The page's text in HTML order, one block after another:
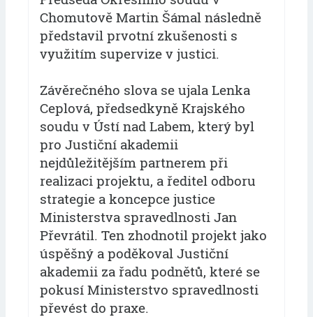
Chomutově Martin Šámal následně
představil prvotní zkušenosti s
využitím supervize v justici.
Závěrečného slova se ujala Lenka
Ceplová, předsedkyně Krajského
soudu v Ústí nad Labem, který byl
pro Justiční akademii
nejdůležitějším partnerem při
realizaci projektu, a ředitel odboru
strategie a koncepce justice
Ministerstva spravedlnosti Jan
Převrátil. Ten zhodnotil projekt jako
úspěšný a poděkoval Justiční
akademii za řadu podnětů, které se
pokusí Ministerstvo spravedlnosti
převést do praxe.